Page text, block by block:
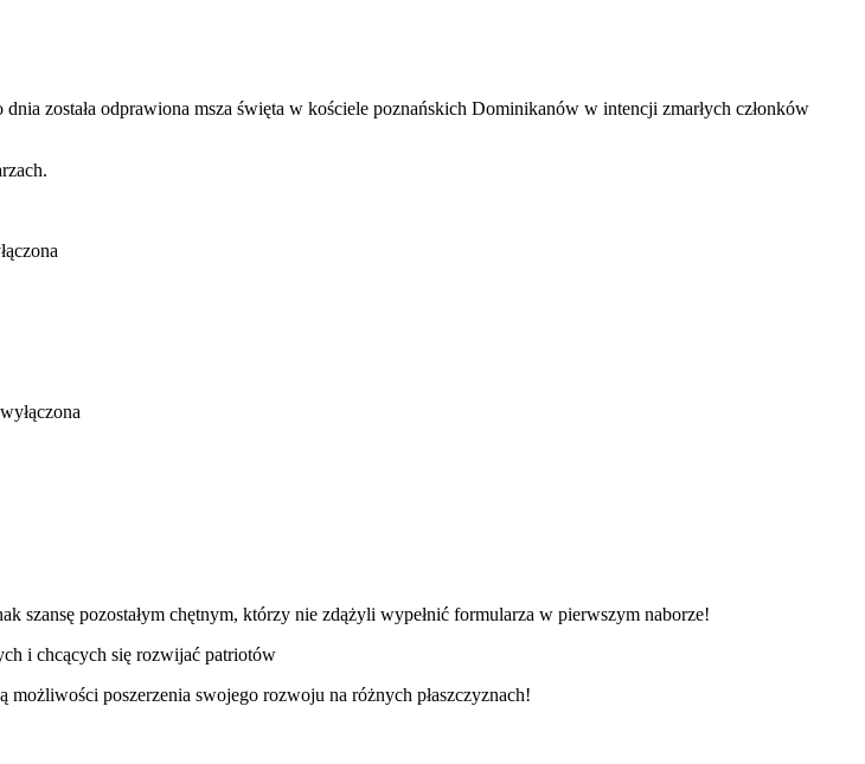
została odprawiona msza święta w kościele poznańskich Dominikanów w intencji zmarłych członków
szansę pozostałym chętnym, którzy nie zdążyli wypełnić formularza w pierwszym naborze!
i chcących się rozwijać patriotów
poszerzenia swojego rozwoju na różnych płaszczyznach!